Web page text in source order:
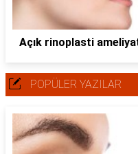
Açık rinoplasti
POPÜLER YAZILAR